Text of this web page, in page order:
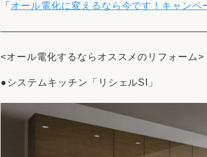
「 オール電化に変えるなら今です！キャンペ
<オール電化するならオススメのリフォーム>
●システムキッチン「リシェルSI」